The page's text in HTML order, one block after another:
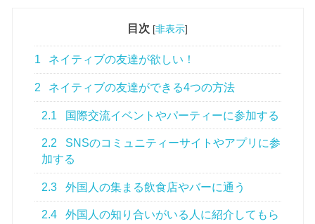
目次 [非表示]
1 ネイティブの友達が欲しい！
2 ネイティブの友達ができる4つの方法
2.1 国際交流イベントやパーティーに参加する
2.2
SNSのコミュニティーサイトやアプリに参
加する
2.3 外国人の集まる飲食店やバーに通う
2.4
外国人の知り合いがいる人に紹介してもら